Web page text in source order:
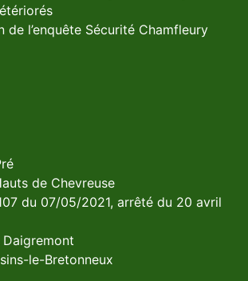
de l’enquête Sécurité Chamfleury
de Chevreuse
du 07/05/2021, arrêté du 20 avril
le-Bretonneux